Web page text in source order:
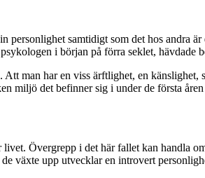
personlighet samtidigt som det hos andra
i början på förra seklet, hävdade
man har en viss ärftlighet, en
miljö det befinner sig i under de första
Övergrepp i det här fallet kan handla
växte upp utvecklar en introvert